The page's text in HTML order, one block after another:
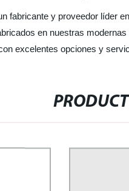
fabricante y proveedor líder
en nuestras
excelentes opciones y